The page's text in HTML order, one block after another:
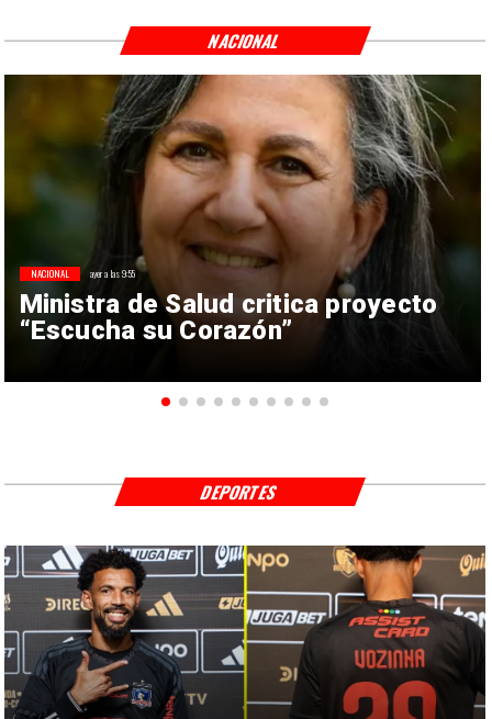
Ministra de Salud critica proyecto
“Escucha su Corazón”
NACIONAL ayer a las 9:55
NACIONAL
DEPORTES